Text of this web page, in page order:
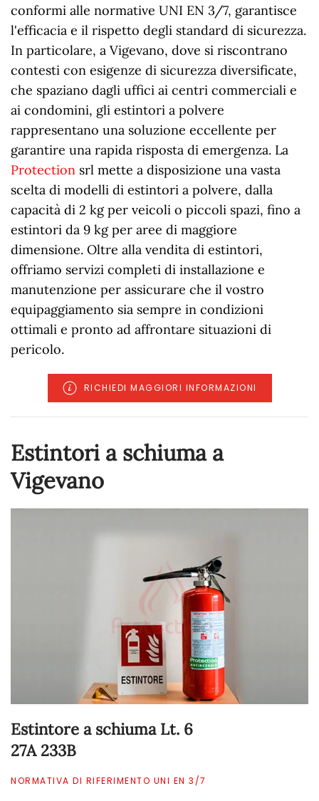
conformi alle normative UNI EN 3/7, garantisce
l'efficacia e il rispetto degli standard di sicurezza.
In particolare, a Vigevano, dove si riscontrano
contesti con esigenze di sicurezza diversificate,
che spaziano dagli uffici ai centri commerciali e
ai condomini, gli estintori a polvere
rappresentano una soluzione eccellente per
garantire una rapida risposta di emergenza. La
Protection srl mette a disposizione una vasta
scelta di modelli di estintori a polvere, dalla
capacità di 2 kg per veicoli o piccoli spazi, fino a
estintori da 9 kg per aree di maggiore
dimensione. Oltre alla vendita di estintori,
offriamo servizi completi di installazione e
manutenzione per assicurare che il vostro
equipaggiamento sia sempre in condizioni
ottimali e pronto ad affrontare situazioni di
pericolo.
RICHIEDI MAGGIORI INFORMAZIONI
Estintori a schiuma a
Vigevano
Estintore a schiuma Lt. 6
27A 233B
NORMATIVA DI RIFERIMENTO UNI EN 3/7